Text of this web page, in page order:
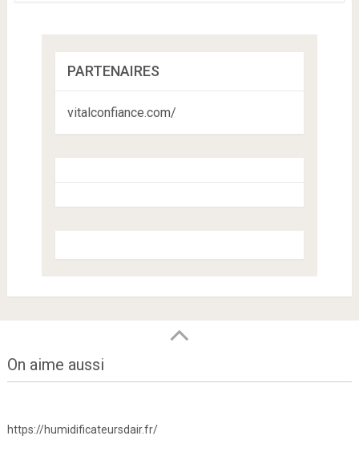
PARTENAIRES
vitalconfiance.com/
On aime aussi
https://humidificateursdair.fr/